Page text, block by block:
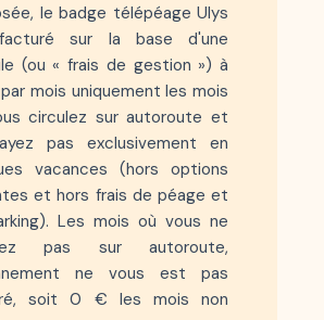
le badge télépéage Ulys
sur la base d'une
(ou « frais de gestion ») à
mois uniquement les mois
circulez sur autoroute et
pas exclusivement en
vacances (hors options
et hors frais de péage et
Les mois où vous ne
pas sur autoroute,
ne vous est pas
soit 0 € les mois non